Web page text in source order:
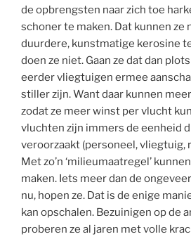
de opbrengsten naar zich toe
schoner te maken. Dat kunnen ze
duurdere, kunstmatige kerosine
doen ze niet. Gaan ze dat dan
eerder vliegtuigen ermee
stiller zijn. Want daar kunnen
zodat ze meer winst per vlucht
vluchten zijn immers de eenheid
veroorzaakt (personeel, vliegtuig,
Met zo’n ‘milieumaatregel’
maken. Iets meer dan de
nu, hopen ze. Dat is de enige
kan opschalen. Bezuinigen op de
proberen ze al jaren met volle